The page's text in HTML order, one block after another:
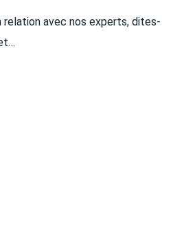
relation avec nos experts, dites-